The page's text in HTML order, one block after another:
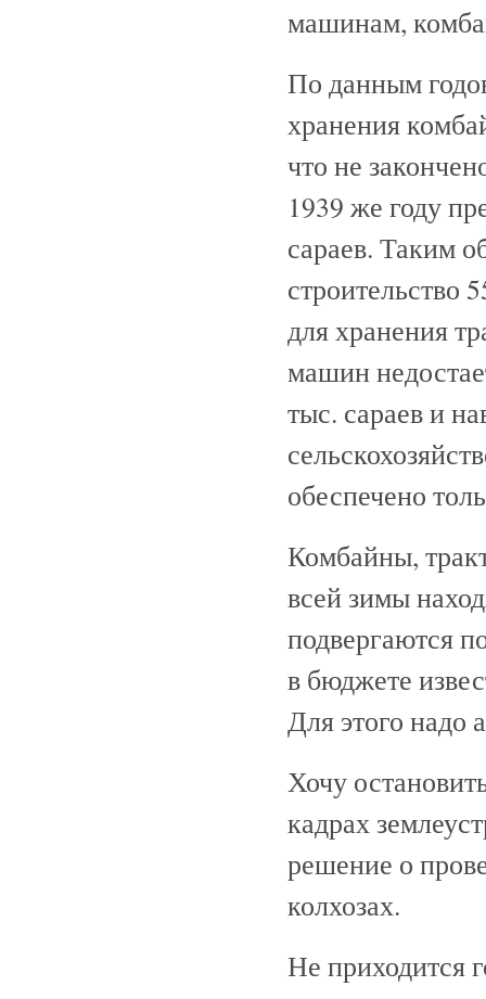
машинам,
По данным
хранения
что не
1939 же году
сараев. Таким
строительство
для хранения
машин
тыс. сараев и
обеспечено
Комбайны,
всей зимы
подвергаются
в бюджете
Для этого надо
Хочу
кадрах
решение о
колхозах.
Не приходится